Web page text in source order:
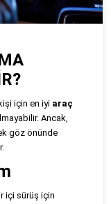
için en iyi araç
Ancak,
göz önünde
içi sürüş için